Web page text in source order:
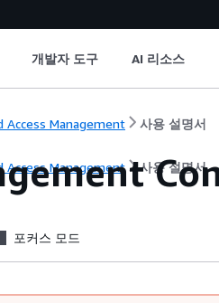
개발자 도구 AI 리소스
Access Management 사용 설명서
Access Management 사용 설명서
포커스 모드